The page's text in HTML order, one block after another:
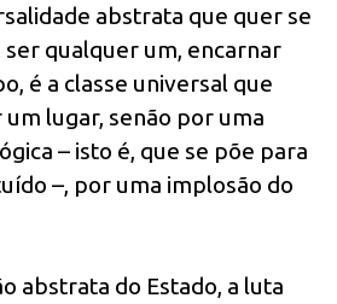
abstrata que quer se
qualquer um, encarnar
é a classe universal que
lugar, senão por uma
– isto é, que se põe para
–, por uma implosão do
abstrata do Estado, a luta